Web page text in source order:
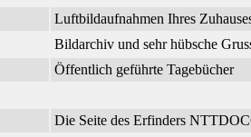
Luftbildaufnahmen Ihres
Bildarchiv und sehr hübsche
Öffentlich geführte Tagebücher
Die Seite des Erfinders